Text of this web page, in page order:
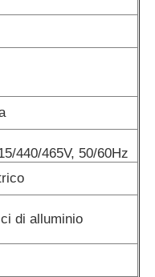
440/465V, 50/60Hz
di alluminio